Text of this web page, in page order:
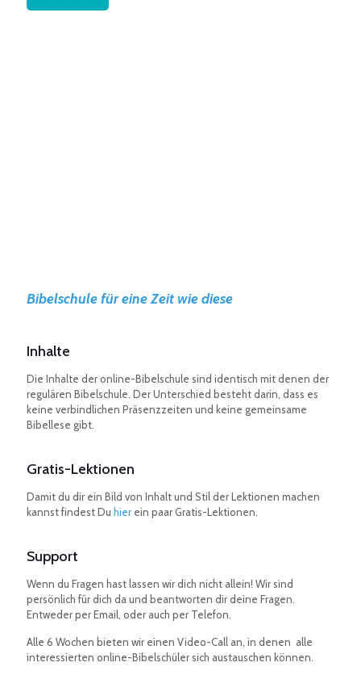
Bibelschule für eine Zeit wie diese
Inhalte
Die Inhalte der online-Bibelschule sind identisch mit denen der
regulären Bibelschule. Der Unterschied besteht darin, dass es
keine verbindlichen Präsenzzeiten und keine gemeinsame
Bibellese gibt.
Gratis-Lektionen
Damit du dir ein Bild von Inhalt und Stil der Lektionen machen
kannst findest Du hier ein paar Gratis-Lektionen.
Support
Wenn du Fragen hast lassen wir dich nicht allein! Wir sind
persönlich für dich da und beantworten dir deine Fragen.
Entweder per Email, oder auch per Telefon.
Alle 6 Wochen bieten wir einen Video-Call an, in denen alle
interessierten online-Bibelschüler sich austauschen können.